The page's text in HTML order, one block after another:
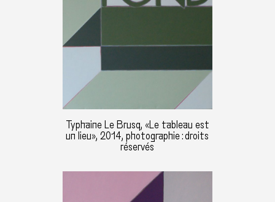
Typhaine Le Brusq, «Le tableau est
un lieu», 2014, photographie : droits
réservés